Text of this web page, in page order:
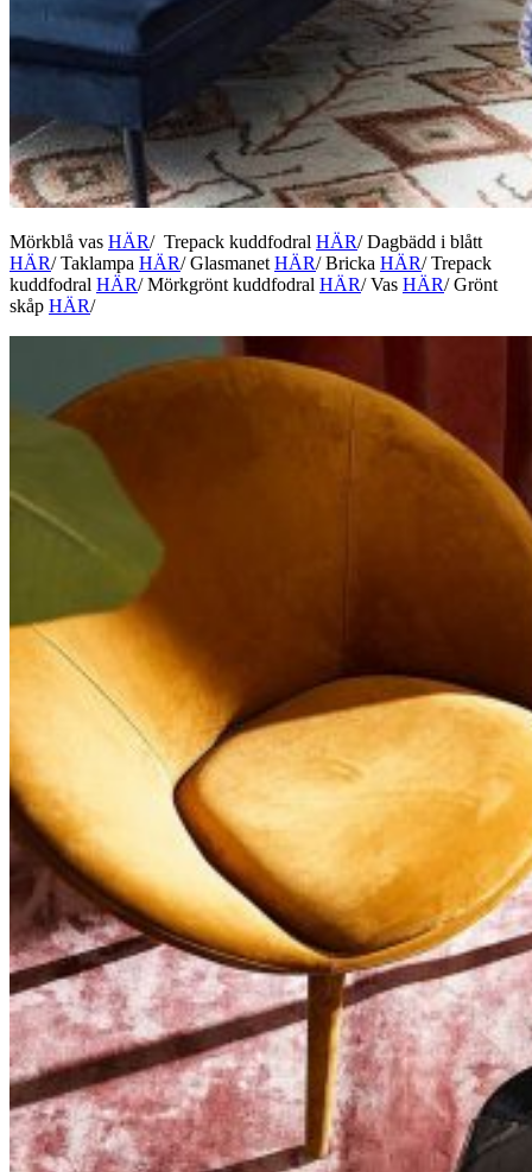
Mörkblå vas HÄR/ Trepack kuddfodral HÄR/ Dagbädd i blått
HÄR/ Taklampa HÄR/ GlasmanetHÄR/ Bricka HÄR/ Trepack
kuddfodral HÄR/ Mörkgrönt kuddfodral HÄR/ Vas HÄR/ Grönt
skåp HÄR/